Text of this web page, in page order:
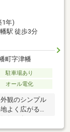
1年)
駅 徒歩3分
町字津幡
駐車場あり
オール電化
観のシンプル
よく広がる空
候に負けない
住まいです。